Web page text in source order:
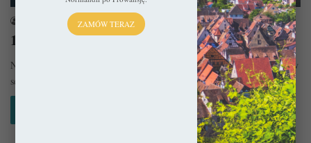
4 kwietnia 2024
10 najpiękniejszych miejsc w Chorwacji
Nie ulega wątpliwości, że Chorwacja już od dekad niezmiennie króluje w
sercach naszych rodaków. Czy można się temu dziwić? Chyba…
ZAMÓW TERAZ